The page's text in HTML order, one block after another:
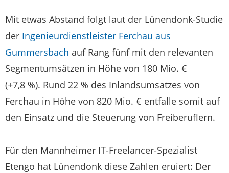
Mit etwas Abstand folgt laut der Lünendonk-Studie
der Ingenieurdienstleister Ferchau aus
Gummersbach auf Rang fünf mit den relevanten
Segmentumsätzen in Höhe von 180 Mio. €
(+7,8 %). Rund 22 % des Inlandsumsatzes von
Ferchau in Höhe von 820 Mio. € entfalle somit auf
den Einsatz und die Steuerung von Freiberuflern.
Für den Mannheimer IT-Freelancer-Spezialist
Etengo hat Lünendonk diese Zahlen eruiert: Der